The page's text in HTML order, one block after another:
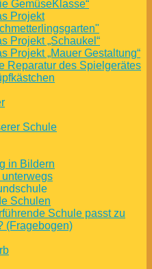
GemüseKlasse“
Projekt
Projekt „Schaukel“
Projekt „Mauer Gestaltung“
Reparatur des Spielgerätes
Schule
in Bildern
Schulen
Schule passt zu
(Fragebogen)